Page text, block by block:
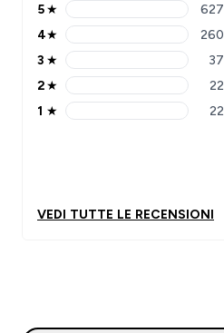
5 stars rating 627 reviews
5★ 627
4 stars rating 260 reviews
4★ 260
3 stars rating 37 reviews
3 ★ 37
2 stars rating 22 reviews
2★ 22
1 stars rating 22 reviews
1 ★ 22
VEDI TUTTE LE RECENSIONI